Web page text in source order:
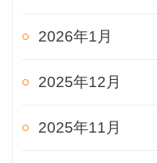
2026年1月
2025年12月
2025年11月